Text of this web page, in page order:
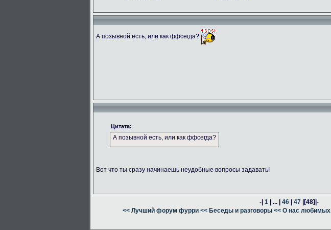
А позывной есть, или как ффсегда?
Цитата:
А позывной есть, или как ффсегда?
Вот что ты сразу начинаешь неудобные вопросы задавать!
-| 1 | ... | 46 | 47 |[48]|-
<< Лучший форум фурри << Беседы и разговоры << О нас любимых